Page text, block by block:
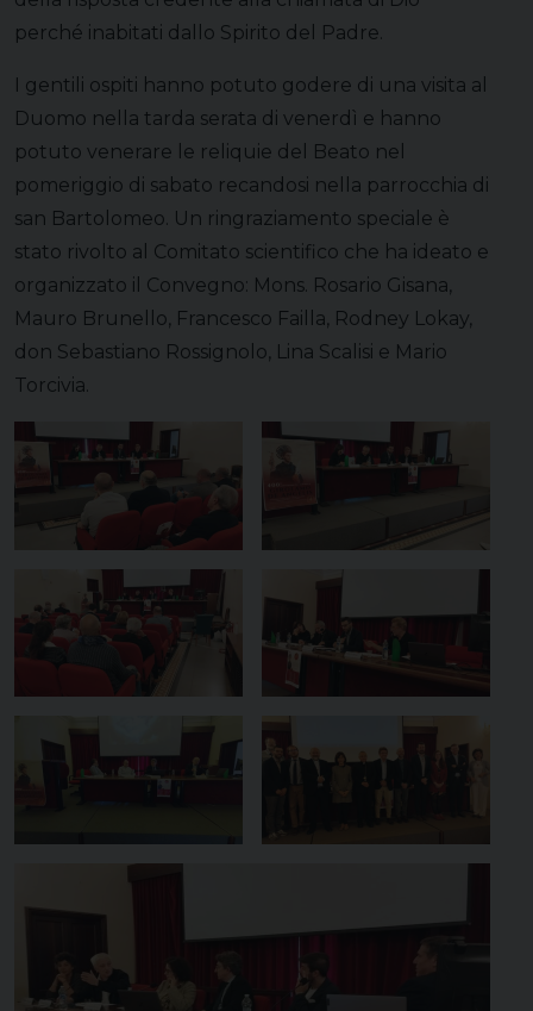
perché inabitati dallo Spirito del Padre.
I gentili ospiti hanno potuto godere di una visita al
Duomo nella tarda serata di venerdì e hanno
potuto venerare le reliquie del Beato nel
pomeriggio di sabato recandosi nella parrocchia di
san Bartolomeo. Un ringraziamento speciale è
stato rivolto al Comitato scientifico che ha ideato e
organizzato il Convegno: Mons. Rosario Gisana,
Mauro Brunello, Francesco Failla, Rodney Lokay,
don Sebastiano Rossignolo, Lina Scalisi e Mario
Torcivia.